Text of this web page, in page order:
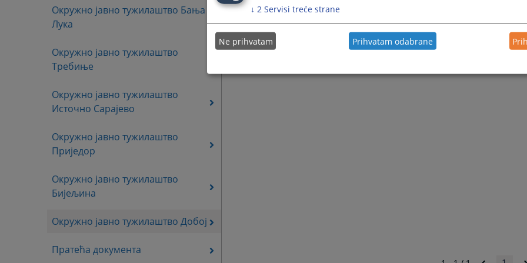
Окружно јавно тужилаштво Бања
Лука
Окружно јавно тужилаштво
Требиње
Окружно јавно тужилаштво
Источно Сарајево
Окружно јавно тужилаштво
Приједор
Окружно јавно тужилаштво
Бијељина
Окружно јавно тужилаштво Добој
Пратећа документа
↓ 2 Servisi treće strane
Ne prihvatam Prihvatam odabrane